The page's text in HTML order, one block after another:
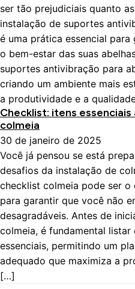
ser tão prejudiciais quanto
instalação de suportes
é uma prática essencial para
o bem-estar das suas
suportes antivibração para
criando um ambiente mais
a produtividade e a
Checklist: itens
colmeia
30 de janeiro de 2025
Você já pensou se está
desafios da instalação de
checklist colmeia pode ser o
para garantir que você não
desagradáveis. Antes de
colmeia, é fundamental listar
essenciais, permitindo um
adequado que maximiza a
[…]